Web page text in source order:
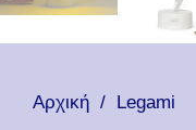
Αρχική / Legami